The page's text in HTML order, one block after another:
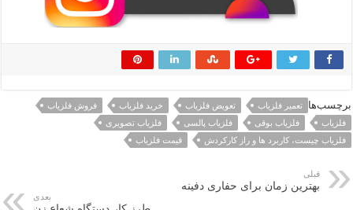
برچسب‌ها تعمیر فلزیاب تعویض فلزیاب خرید فلزیاب
فروش فلزیاب
فلزیاب
فلزیاب بوقی فلزیاب پالسی
فلزیاب تصویری
فلزیاب چیست، کاربرد ها و راز کارکردش
قیمت فلزیاب
قبلی
بهترین زمان برای حفاری دفینه
بعدی